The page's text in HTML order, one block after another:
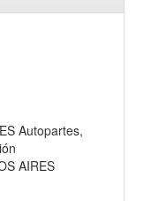
Autopartes,
AIRES